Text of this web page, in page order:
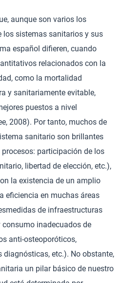
aunque son varios los
los sistemas sanitarios y sus
español difieren, cuando
relacionados con la
como la mortalidad
y sanitariamente evitable,
puestos a nivel
2008). Por tanto, muchos de
sanitario son brillantes
participación de los
libertad de elección, etc.),
la existencia de un amplio
eficiencia en muchas áreas
de infraestructuras
inadecuados de
anti-osteoporóticos,
etc.). No obstante,
un pilar básico de nuestro